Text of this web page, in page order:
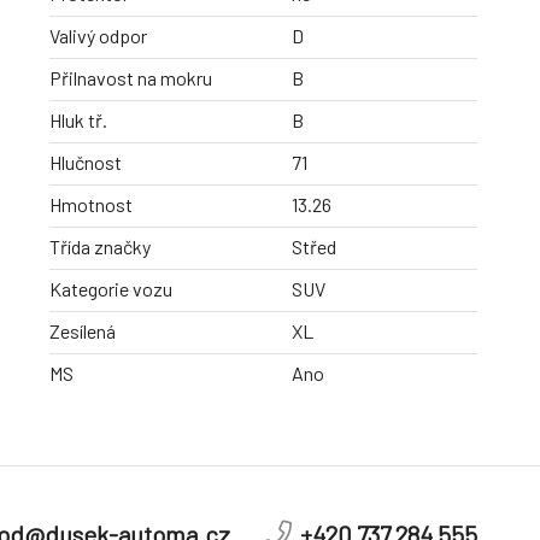
Valivý odpor
D
Přilnavost na mokru
B
Hluk tř.
B
Hlučnost
71
Hmotnost
13.26
Třída značky
Střed
Kategorie vozu
SUV
Zesílená
XL
MS
Ano